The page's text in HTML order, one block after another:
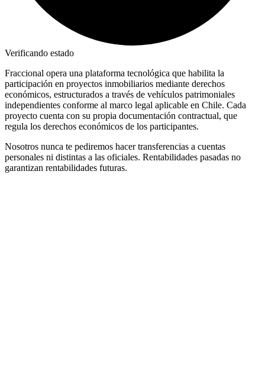
Verificando estado
Fraccional opera una plataforma tecnológica que habilita la
participación en proyectos inmobiliarios mediante derechos
económicos, estructurados a través de vehículos patrimoniales
independientes conforme al marco legal aplicable en Chile. Cada
proyecto cuenta con su propia documentación contractual, que
regula los derechos económicos de los participantes.
Nosotros nunca te pediremos hacer transferencias a cuentas
personales ni distintas a las oficiales. Rentabilidades pasadas no
garantizan rentabilidades futuras.